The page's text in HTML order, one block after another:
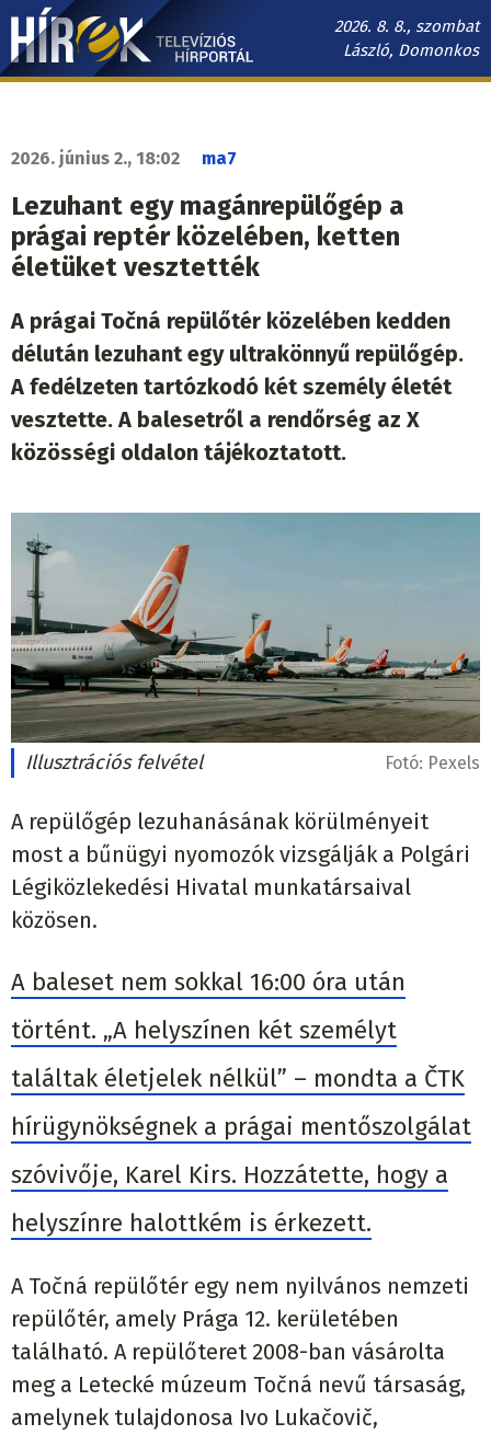
Ugrás
tartalomra
2026. 8. 8., szombat
László, Domonkos
Hírek.sk
navigáció
2026. június 2., 18:02 ma7
Lezuhant egy magánrepülőgép a
prágai reptér közelében, ketten
életüket vesztették
A prágai Točná repülőtér közelében kedden
délután lezuhant egy ultrakönnyű repülőgép.
A fedélzeten tartózkodó két személy életét
vesztette. A balesetről a rendőrség az X
közösségi oldalon tájékoztatott.
Illusztrációs felvétel Fotó: Pexels
A repülőgép lezuhanásának körülményeit
most a bűnügyi nyomozók vizsgálják a Polgári
Légiközlekedési Hivatal munkatársaival
közösen.
A baleset nem sokkal 16:00 óra után
történt. „A helyszínen két személyt
találtak életjelek nélkül” – mondta a ČTK
hírügynökségnek a prágai mentőszolgálat
szóvivője, Karel Kirs. Hozzátette, hogy a
helyszínre halottkém is érkezett.
A Točná repülőtér egy nem nyilvános nemzeti
repülőtér, amely Prága 12. kerületében
található. A repülőteret 2008-ban vásárolta
meg a Letecké múzeum Točná nevű társaság,
amelynek tulajdonosa Ivo Lukačovič,